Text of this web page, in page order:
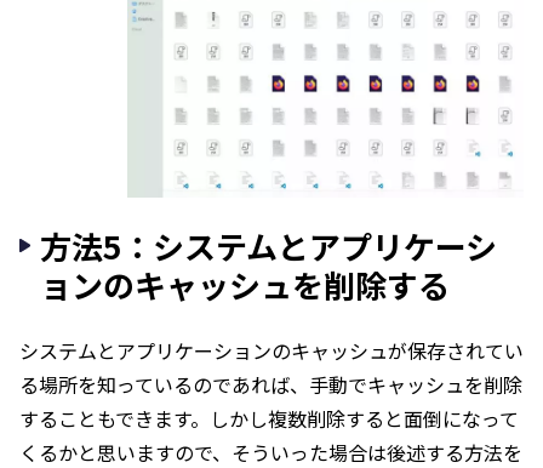
方法5：システムとアプリケーシ
ョンのキャッシュを削除する
システムとアプリケーションのキャッシュが保存されてい
る場所を知っているのであれば、手動でキャッシュを削除
することもできます。しかし複数削除すると面倒になって
くるかと思いますので、そういった場合は後述する方法を